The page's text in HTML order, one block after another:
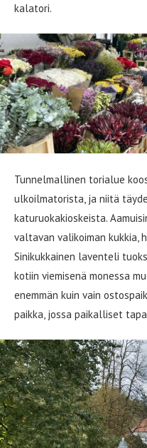
kalatori.
Tunnelmallinen torialue
ulkoilmatorista, ja niitä
katuruokakioskeista.
valtavan valikoiman kukkia,
Sinikukkainen laventeli
kotiin viemisenä monessa
enemmän kuin vain
paikka, jossa paikalliset